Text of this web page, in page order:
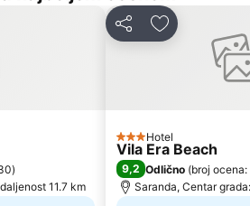
Agios Georgios
)
11.7 km
Deli Dodati u
3 Zvezdice
Hotel
Vila Era Beach
9,2 Odlično (broj ocena:
Saranda, Centar